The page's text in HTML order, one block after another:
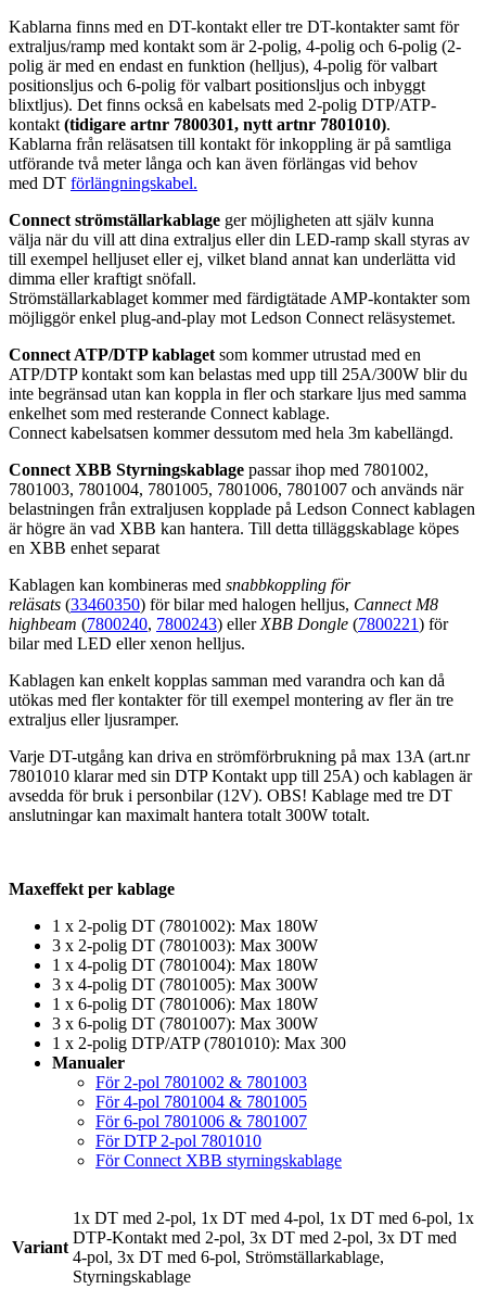
Kablarna finns med en DT-kontakt eller tre DT-kontakter samt för
extraljus/ramp med kontakt som är 2-polig, 4-polig och 6-polig (2-
polig är med en endast en funktion (helljus), 4-polig för valbart
positionsljus och 6-polig för valbart positionsljus och inbyggt
blixtljus). Det finns också en kabelsats med 2-polig DTP/ATP-
kontakt (tidigare artnr 7800301, nytt artnr 7801010).
Kablarna från reläsatsen till kontakt för inkoppling är på samtliga
utförande två meter långa och kan även förlängas vid behov
med DT förlängningskabel.
Connect strömställarkablage ger möjligheten att själv kunna
välja när du vill att dina extraljus eller din LED-ramp skall styras av
till exempel helljuset eller ej, vilket bland annat kan underlätta vid
dimma eller kraftigt snöfall.
Strömställarkablaget kommer med färdigtätade AMP-kontakter som
möjliggör enkel plug-and-play mot Ledson Connect reläsystemet.
Connect ATP/DTP kablaget som kommer utrustad med en
ATP/DTP kontakt som kan belastas med upp till 25A/300W blir du
inte begränsad utan kan koppla in fler och starkare ljus med samma
enkelhet som med resterande Connect kablage.
Connect kabelsatsen kommer dessutom med hela 3m kabellängd.
Connect XBB Styrningskablage passar ihop med 7801002,
7801003, 7801004, 7801005, 7801006, 7801007 och används när
belastningen från extraljusen kopplade på Ledson Connect kablagen
är högre än vad XBB kan hantera. Till detta tilläggskablage köpes
en XBB enhet separat
Kablagen kan kombineras med snabbkoppling för
reläsats (33460350) för bilar med halogen helljus, Cannect M8
highbeam (7800240, 7800243) eller XBB Dongle (7800221) för
bilar med LED eller xenon helljus.
Kablagen kan enkelt kopplas samman med varandra och kan då
utökas med fler kontakter för till exempel montering av fler än tre
extraljus eller ljusramper.
Varje DT-utgång kan driva en strömförbrukning på max 13A (art.nr
7801010 klarar med sin DTP Kontakt upp till 25A) och kablagen är
avsedda för bruk i personbilar (12V). OBS! Kablage med tre DT
anslutningar kan maximalt hantera totalt 300W totalt.
Maxeffekt per kablage
1 x 2-polig DT (7801002): Max 180W
3 x 2-polig DT (7801003): Max 300W
1 x 4-polig DT (7801004): Max 180W
3 x 4-polig DT (7801005): Max 300W
1 x 6-polig DT (7801006): Max 180W
3 x 6-polig DT (7801007): Max 300W
1 x 2-polig DTP/ATP (7801010): Max 300
Manualer
För 2-pol 7801002 & 7801003
För 4-pol 7801004 & 7801005
För 6-pol 7801006 & 7801007
För DTP 2-pol 7801010
För Connect XBB styrningskablage
Variant
1x DT med 2-pol, 1x DT med 4-pol, 1x DT med 6-pol, 1x
DTP-Kontakt med 2-pol, 3x DT med 2-pol, 3x DT med
4-pol, 3x DT med 6-pol, Strömställarkablage,
Styrningskablage